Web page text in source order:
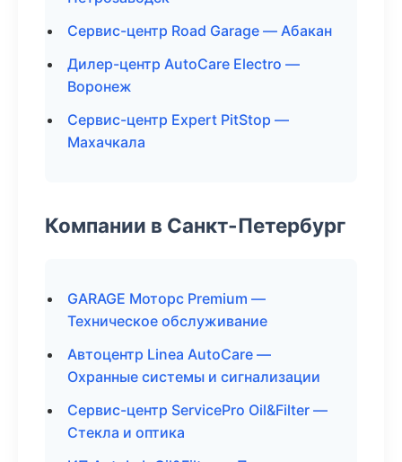
Сервис-центр Road Garage — Абакан
Дилер-центр AutoCare Electro —
Воронеж
Сервис-центр Expert PitStop —
Махачкала
Компании в Санкт-Петербург
GARAGE Моторс Premium —
Техническое обслуживание
Автоцентр Linea AutoCare —
Охранные системы и сигнализации
Сервис-центр ServicePro Oil&Filter —
Стекла и оптика